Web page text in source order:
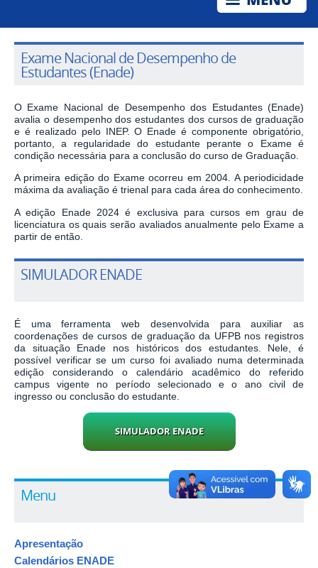
Exame Nacional de Desempenho de
Estudantes (Enade)
O Exame Nacional de Desempenho dos Estudantes (Enade)
avalia o desempenho dos estudantes dos cursos de graduação
e é realizado pelo INEP. O Enade é componente obrigatório,
portanto, a regularidade do estudante perante o Exame é
condição necessária para a conclusão do curso de Graduação.
A primeira edição do Exame ocorreu em 2004. A periodicidade
máxima da avaliação é trienal para cada área do conhecimento.
A edição Enade 2024 é exclusiva para cursos em grau de
licenciatura os quais serão avaliados anualmente pelo Exame a
partir de então.
SIMULADOR ENADE
É uma ferramenta web desenvolvida para auxiliar as
coordenações de cursos de graduação da UFPB nos registros
da situação Enade nos históricos dos estudantes. Nele, é
possível verificar se um curso foi avaliado numa determinada
edição considerando o calendário acadêmico do referido
campus vigente no período selecionado e o ano civil de
ingresso ou conclusão do estudante.
Menu
Apresentação
Calendários ENADE